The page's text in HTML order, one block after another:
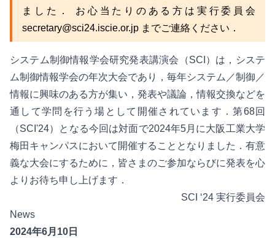
ました． お心当たりのある方は実行委員会
secretary@sci24.iscie.or.jp までご連絡ください．
システム制御情報学会研究発表講演会（SCI）は，システ
ム制御情報学会の年次大会であり，毎年システム／制御／
情報に興味のある方が集い，発表や議論，情報交換などを
通して学問を行う場として開催されています．第68回
（SCI'24）となる今回は対面で2024年5月に大阪工業大学
梅田キャンパスにおいて開催することとなりました．有意
義な大会にするために，皆さまのご参加ならびに発表を心
よりお待ち申し上げます．
SCI ‘24 実行委員会
News
2024年6月10日